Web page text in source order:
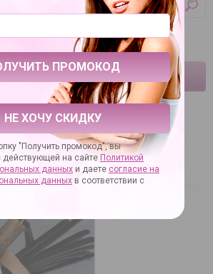
Ваша корзина пуста
→ BDSM, садо-мазо товары
→
→
рукоятью - 58 см.
плеть с деревянной
см.
НЕ ХОЧУ СКИДКУ
"Получить промокод", вы
действующей на сайте Политикой
данных и даете согласие на
данных в соответствии с